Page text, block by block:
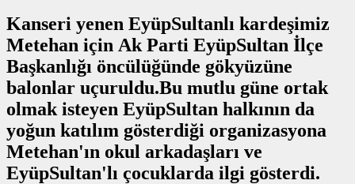
Kanseri yenen EyüpSultanlı kardeşimiz
Metehan için Ak Parti EyüpSultan İlçe
Başkanlığı öncülüğünde gökyüzüne
balonlar uçuruldu.Bu mutlu güne ortak
olmak isteyen EyüpSultan halkının da
yoğun katılım gösterdiği organizasyona
Metehan'ın okul arkadaşları ve
EyüpSultan'lı çocuklarda ilgi gösterdi.